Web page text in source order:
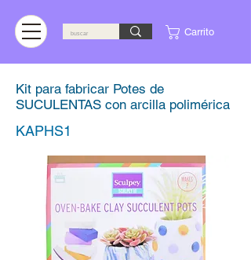
Carrito
Kit para fabricar Potes de
SUCULENTAS con arcilla polimérica
KAPHS1